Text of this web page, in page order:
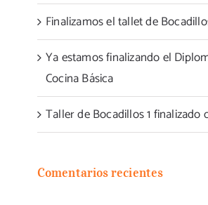
Finalizamos el tallet de
Ya estamos finalizando el
Cocina Básica
Taller de Bocadillos 1 finalizado
Comentarios recientes